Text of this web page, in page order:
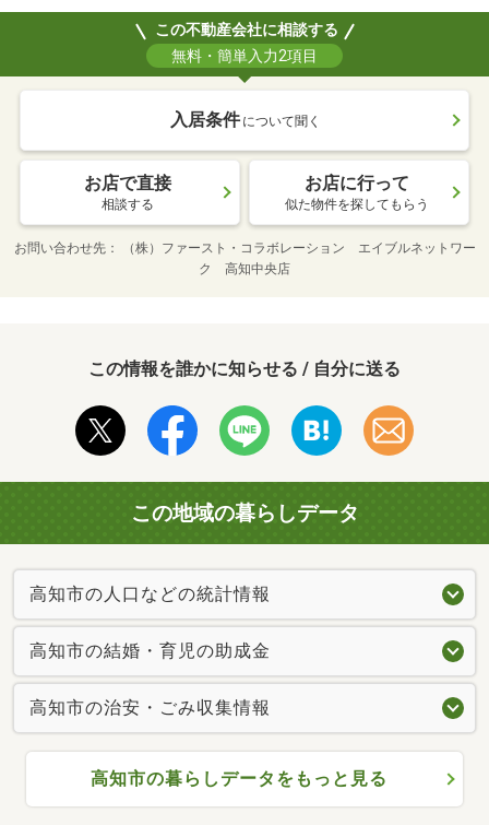
この不動産会社に相談する
無料・簡単入力2項目
入居条件 について聞く
お店で直接
相談する
お店に行って
似た物件を探してもらう
お問い合わせ先
（株）ファースト・コラボレーション エイブルネットワー
ク 高知中央店
この情報を誰かに知らせる / 自分に送る
この地域の暮らしデータ
高知市の人口などの統計情報
高知市の結婚・育児の助成金
高知市の治安・ごみ収集情報
高知市の暮らしデータをもっと見る